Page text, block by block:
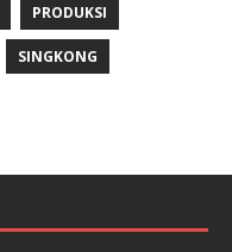
PRODUKSI
SINGKONG